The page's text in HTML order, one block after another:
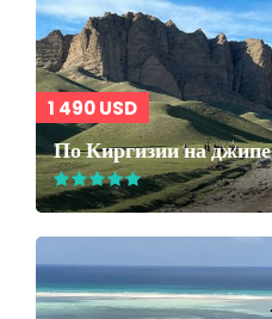
1 490 USD
По Киргизии на джипе